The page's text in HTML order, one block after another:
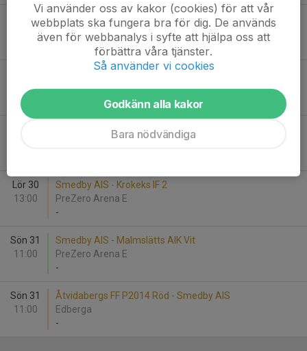
Sön 24
Västerviks FF Gul - Smedby AIS
Karstorp 6, Västervik
15:00
Skärblacka IP
Eneby BK P2014 Grön - Smedby AIS
Lör 30
13:00
Smedby AIS - Krokeks IF 2
PreZero Arena E
-
Sön 31
11:00
Smedby AIS - Malmslätts AIK Vit
PreZero Arena E
-
Sön 31
11:00
Åtvidabergs FF P2014 Röd - Smedby AIS
Edberga
-
Vi använder oss av kakor (cookies) för att vår
webbplats ska fungera bra för dig. De används
även för webbanalys i syfte att hjälpa oss att
förbättra våra tjänster.
Så använder vi cookies
Godkänn alla kakor
Bara nödvändiga